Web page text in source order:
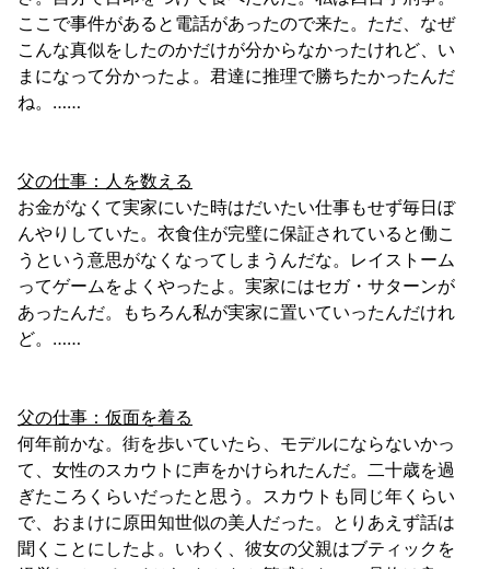
ここで事件があると電話があったので来た。ただ、なぜ
こんな真似をしたのかだけが分からなかったけれど、い
まになって分かったよ。君達に推理で勝ちたかったんだ
ね。……
父の仕事：人を数える
お金がなくて実家にいた時はだいたい仕事もせず毎日ぼ
んやりしていた。衣食住が完璧に保証されていると働こ
うという意思がなくなってしまうんだな。レイストーム
ってゲームをよくやったよ。実家にはセガ・サターンが
あったんだ。もちろん私が実家に置いていったんだけれ
ど。……
父の仕事：仮面を着る
何年前かな。街を歩いていたら、モデルにならないかっ
て、女性のスカウトに声をかけられたんだ。二十歳を過
ぎたころくらいだったと思う。スカウトも同じ年くらい
で、おまけに原田知世似の美人だった。とりあえず話は
聞くことにしたよ。いわく、彼女の父親はブティックを